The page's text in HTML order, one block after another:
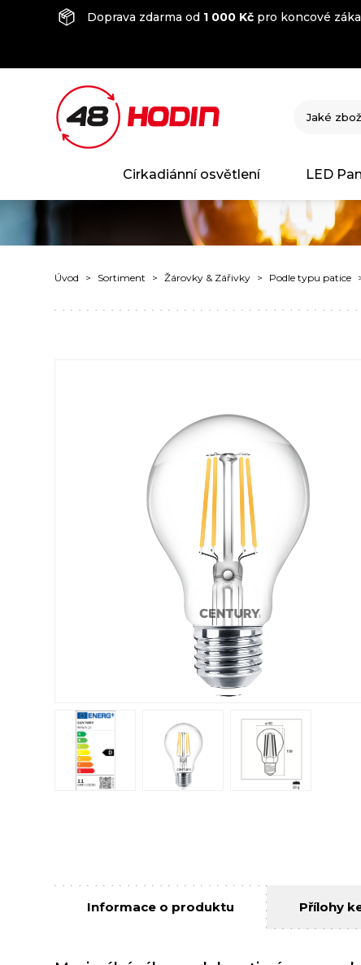
Doprava zdarma od 1 000 Kč pro koncové
Cirkadiánní osvětlení LED
Úvod Sortiment Žárovky & Zářivky Podle typu patice
Informace o produktu Přílohy